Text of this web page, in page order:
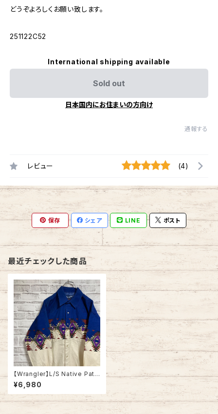
どうぞよろしくお願い致します。
251122C52
International shipping available
Sold out
日本国内にお住まいの方向け
通報する
レビュー (4)
保存 シェア LINE ポスト
最近チェックした商品
【Wrangler】L/S Native Patt
ern Western Shirt L ラングラ
ー 総柄シャツ ネイティヴ柄 ウ
エスタンシャツ 長袖シャツ USA
アメリカ 古着
¥6,980